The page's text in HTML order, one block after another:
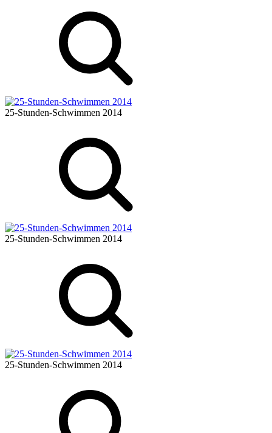
25-Stunden-Schwimmen 2014
25-Stunden-Schwimmen 2014
25-Stunden-Schwimmen 2014